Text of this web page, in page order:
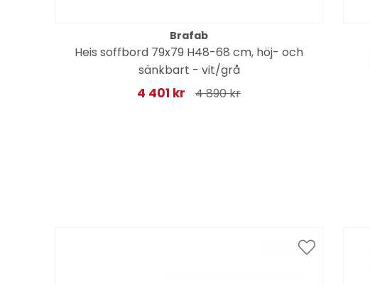
Brafab
Heis soffbord 79x79 H48-68 cm, höj- och
sänkbart - vit/grå
4 401 kr 4 890 kr